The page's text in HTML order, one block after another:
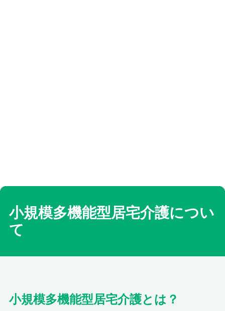
小規模多機能型居宅介護につい
て
小規模多機能型居宅介護とは？